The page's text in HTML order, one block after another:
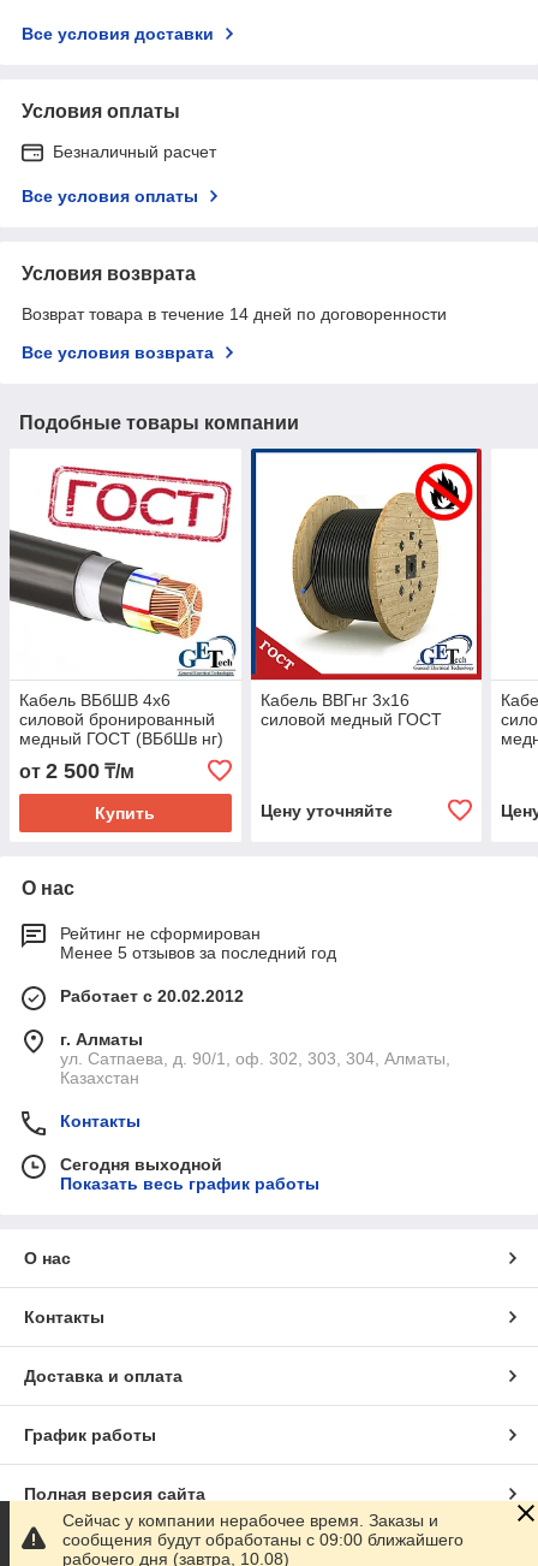
Все условия доставки
Условия оплаты
Безналичный расчет
Все условия оплаты
Условия возврата
Возврат товара в течение 14 дней по договоренности
Все условия возврата
Подобные товары компании
Кабель ВБбШВ 4х6
силовой бронированный
медный ГОСТ (ВБбШв нг)
от 2 500 ₸/м
Купить
Кабель ВВГнг 3х16
силовой медный ГОСТ
Цену уточняйте
О нас
Рейтинг не сформирован
Менее 5 отзывов за последний год
Работает с 20.02.2012
г. Алматы
ул. Сатпаева, д. 90/1, оф. 302, 303, 304, Алматы,
Казахстан
Контакты
Сегодня выходной
Показать весь график работы
О нас
Контакты
Доставка и оплата
График работы
Полная версия сайта
Сайт создан на маркетплейсеSatu.kz
Сейчас у компании нерабочее время. Заказы и
сообщения будут обработаны с 09:00 ближайшего
рабочего дня (завтра, 10.08)